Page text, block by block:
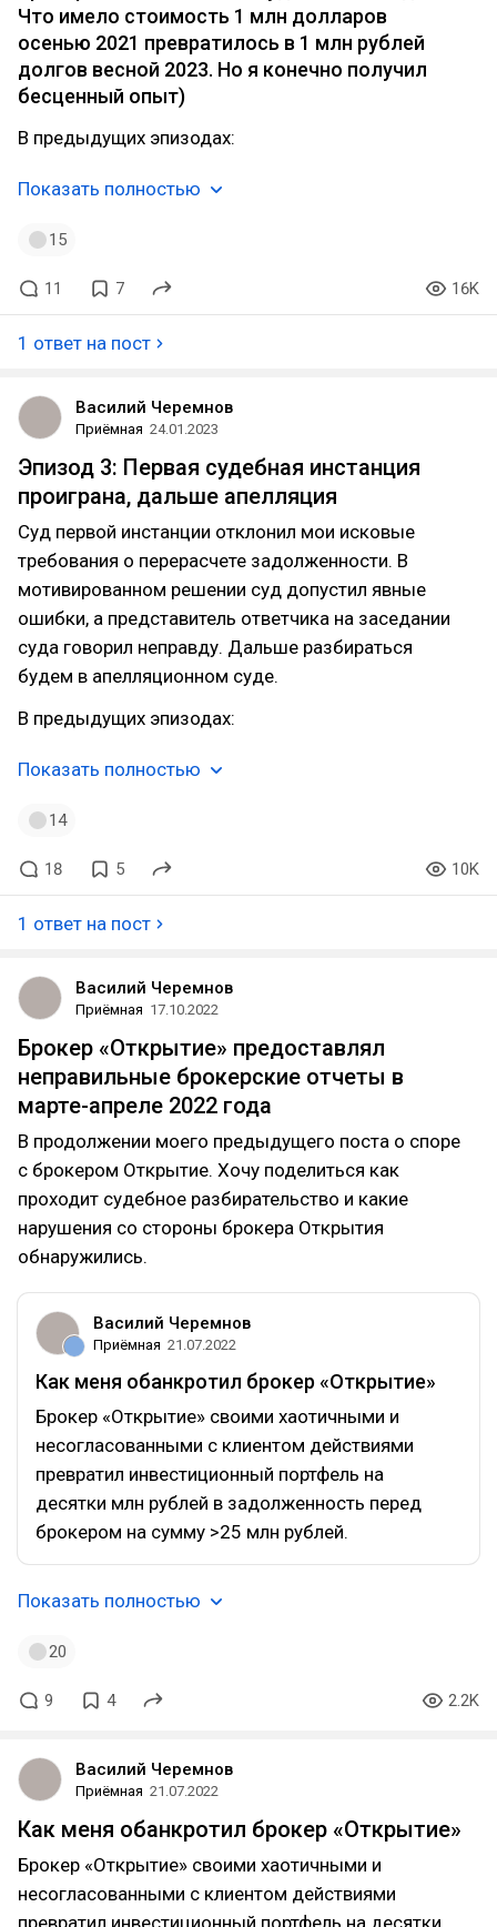
Что имело стоимость 1 млн долларов
осенью 2021 превратилось в 1 млн рублей
долгов весной 2023. Но я конечно получил
бесценный опыт)
В предыдущих эпизодах:
Показать полностью
15
11 7 16K
1 ответ на пост
Василий Черемнов
Приёмная 24.01.2023
Эпизод 3: Первая судебная инстанция
проиграна, дальше апелляция
Суд первой инстанции отклонил мои исковые
требования о перерасчете задолженности. В
мотивированном решении суд допустил явные
ошибки, а представитель ответчика на заседании
суда говорил неправду. Дальше разбираться
будем в апелляционном суде.
В предыдущих эпизодах:
Показать полностью
14
18 5 10K
1 ответ на пост
Василий Черемнов
Приёмная 17.10.2022
Брокер «Открытие» предоставлял
неправильные брокерские отчеты в
марте-апреле 2022 года
В продолжении моего предыдущего поста о споре
с брокером Открытие. Хочу поделиться как
проходит судебное разбирательство и какие
нарушения со стороны брокера Открытия
обнаружились.
Василий Черемнов
Приёмная 21.07.2022
Как меня обанкротил брокер «Открытие»
Брокер «Открытие» своими хаотичными и
несогласованными с клиентом действиями
превратил инвестиционный портфель на
десятки млн рублей в задолженность перед
брокером на сумму >25 млн рублей.
Показать полностью
20
9 4 2.2K
Василий Черемнов
Приёмная 21.07.2022
Как меня обанкротил брокер «Открытие»
Брокер «Открытие» своими хаотичными и
несогласованными с клиентом действиями
превратил инвестиционный портфель на десятки